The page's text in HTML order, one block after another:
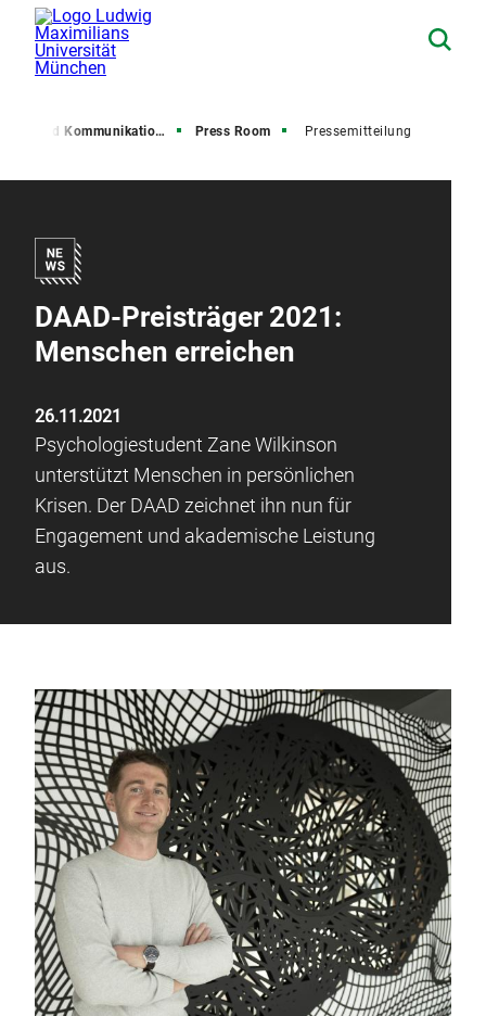
und Kommunikation (PuK) Press Room Pressemitteilung
DAAD-Preisträger 2021:
Menschen erreichen
26.11.2021
Psychologiestudent Zane Wilkinson
unterstützt Menschen in persönlichen
Krisen. Der DAAD zeichnet ihn nun für
Engagement und akademische Leistung
aus.